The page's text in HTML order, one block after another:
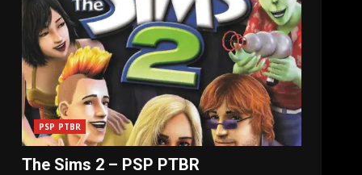
PSP PTBR
The Sims 2 – PSP PTBR